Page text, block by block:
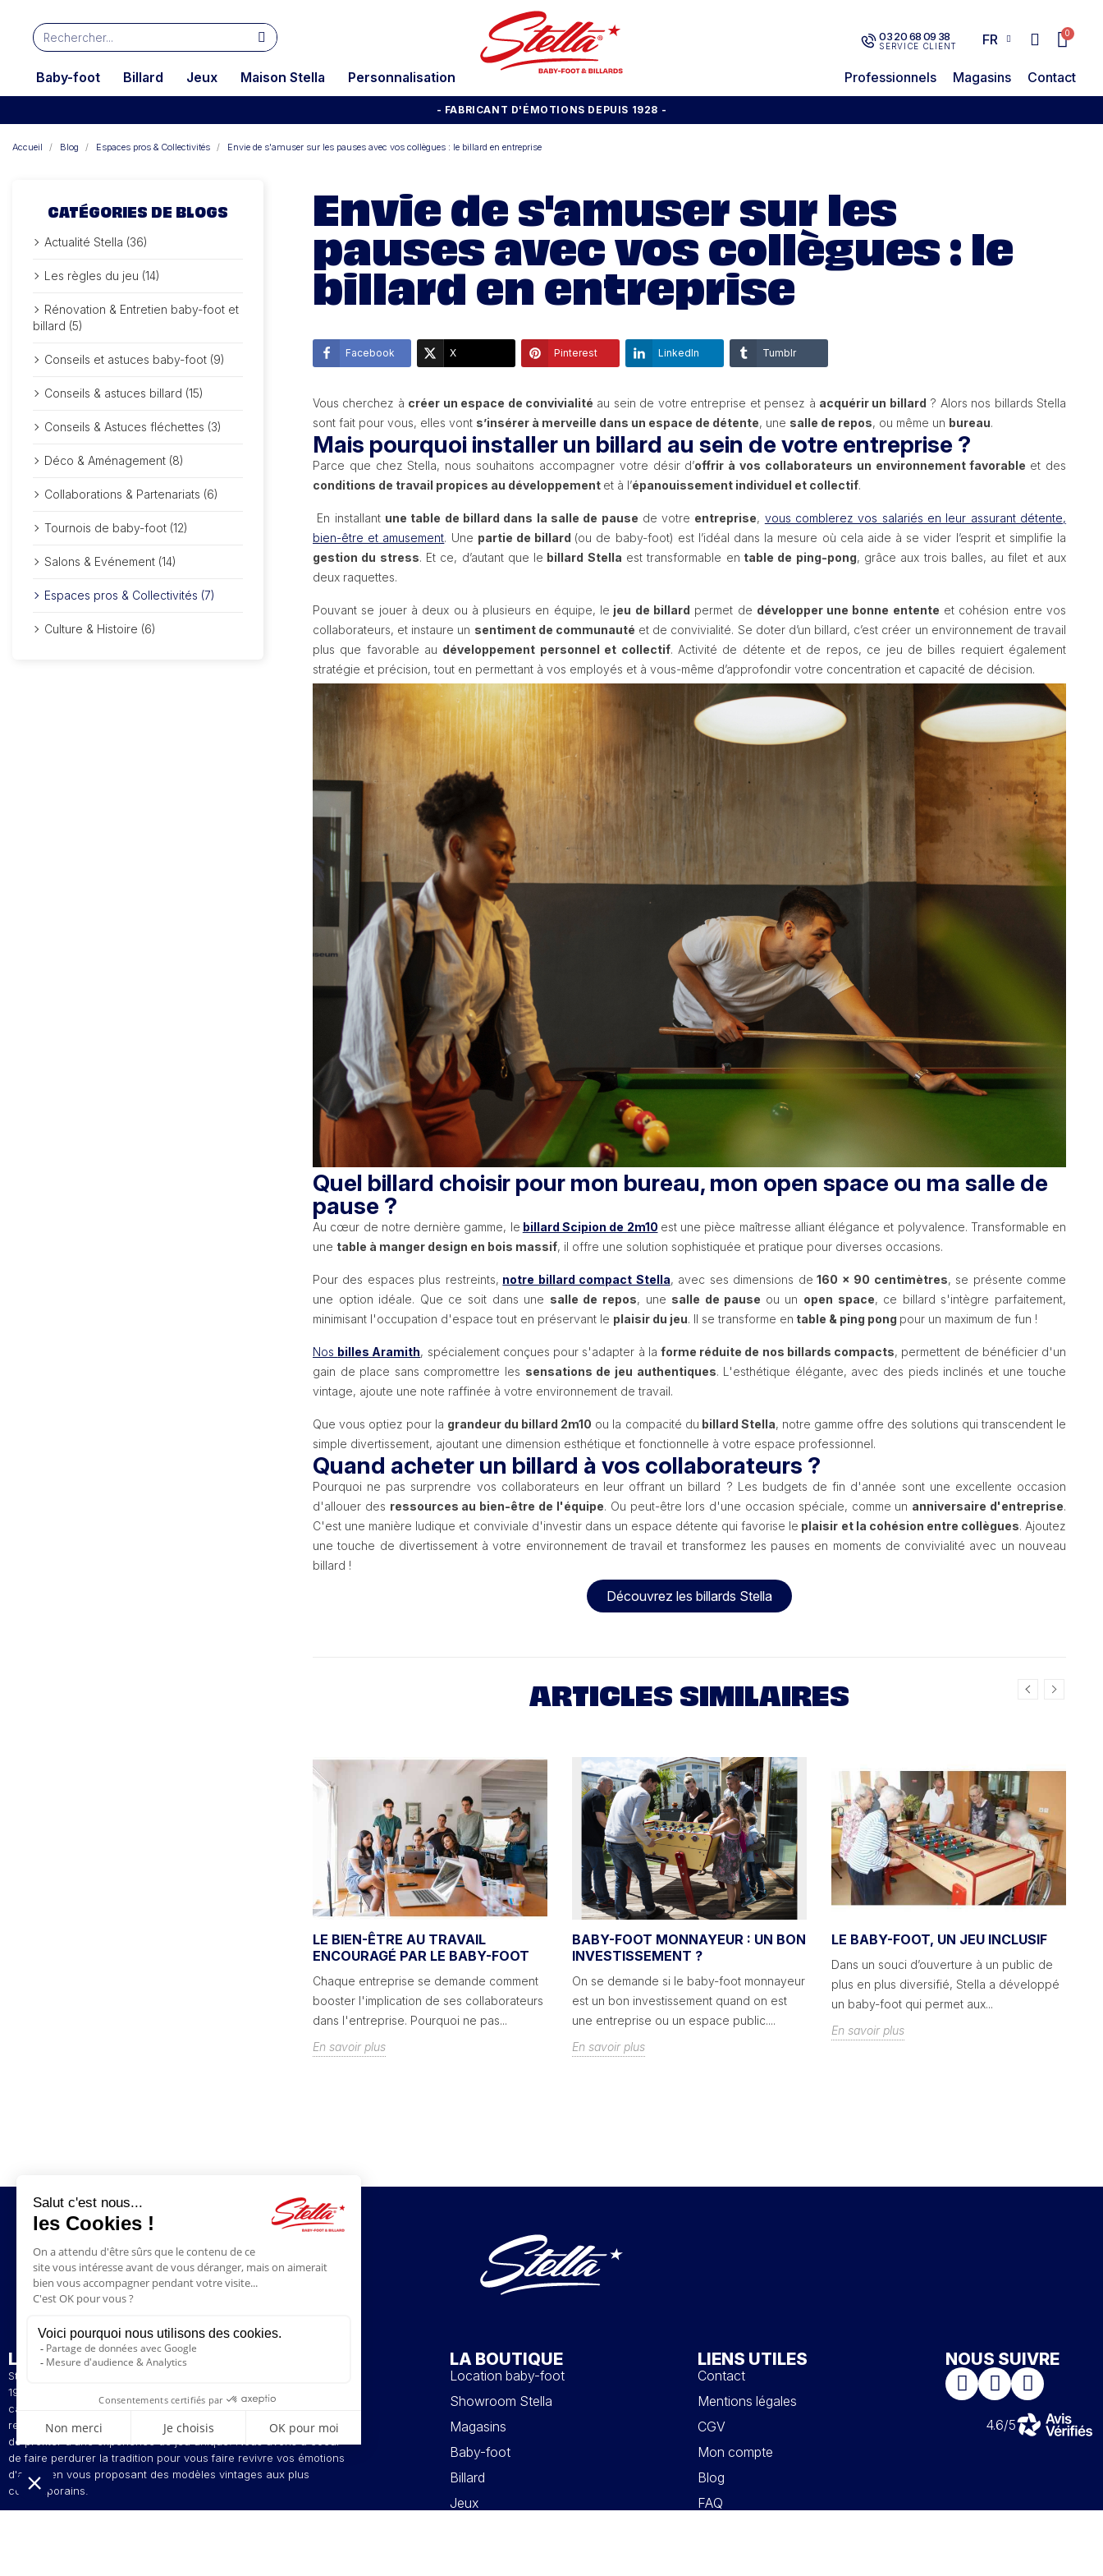
03 20 68 09 38
SERVICE CLIENT FR
Baby-foot Billard Jeux Maison Stella Personnalisation Professionnels Magasins Contact
- FABRICANT D'ÉMOTIONS DEPUIS 1928 -
Accueil Blog Espaces pros & Collectivités Envie de s'amuser sur les pauses avec vos collègues : le billard en entreprise
CATÉGORIES DE BLOGS
Actualité Stella (36)
Les règles du jeu (14)
Rénovation & Entretien baby-foot et
billard (5)
Conseils et astuces baby-foot (9)
Conseils & astuces billard (15)
Conseils & Astuces fléchettes (3)
Déco & Aménagement (8)
Collaborations & Partenariats (6)
Tournois de baby-foot (12)
Salons & Evénement (14)
Espaces pros & Collectivités (7)
Culture & Histoire (6)
Envie de s'amuser sur les
pauses avec vos collègues : le
billard en entreprise
Facebook X Pinterest LinkedIn Tumblr
Vous cherchez à créer un espace de convivialité au sein de votre entreprise et pensez à acquérir un billard ? Alors nos billards Stella
sont fait pour vous, elles vont s’insérer à merveille dans un espace de détente, une salle de repos, ou même un bureau.
Mais pourquoi installer un billard au sein de votre entreprise ?
Parce que chez Stella, nous souhaitons accompagner votre désir d’offrir à vos collaborateurs un environnement favorable et des
conditions de travail propices au développement et à l’épanouissement individuel et collectif.
En installant une table de billard dans la salle de pause de votre entreprise, vous comblerez vos salariés en leur assurant détente,
bien-être et amusement. Une partie de billard (ou de baby-foot) est l’idéal dans la mesure où cela aide à se vider l’esprit et simplifie la
gestion du stress. Et ce, d’autant que le billard Stella est transformable en table de ping-pong, grâce aux trois balles, au filet et aux
deux raquettes.
Pouvant se jouer à deux ou à plusieurs en équipe, le jeu de billard permet de développer une bonne entente et cohésion entre vos
collaborateurs, et instaure un sentiment de communauté et de convivialité. Se doter d’un billard, c’est créer un environnement de travail
plus que favorable au développement personnel et collectif. Activité de détente et de repos, ce jeu de billes requiert également
stratégie et précision, tout en permettant à vos employés et à vous-même d’approfondir votre concentration et capacité de décision.
Quel billard choisir pour mon bureau, mon open space ou ma salle de
pause ?
Au cœur de notre dernière gamme, le billard Scipion de 2m10 est une pièce maîtresse alliant élégance et polyvalence. Transformable en
une table à manger design en bois massif, il offre une solution sophistiquée et pratique pour diverses occasions.
Pour des espaces plus restreints, notre billard compact Stella, avec ses dimensions de 160 x 90 centimètres, se présente comme
une option idéale. Que ce soit dans une salle de repos, une salle de pause ou un open space, ce billard s'intègre parfaitement,
minimisant l'occupation d'espace tout en préservant le plaisir du jeu. Il se transforme en table & ping pong pour un maximum de fun !
Nos billes Aramith, spécialement conçues pour s'adapter à laforme réduite de nos billards compacts, permettent de bénéficier d'un
gain de place sans compromettre les sensations de jeu authentiques. L'esthétique élégante, avec des pieds inclinés et une touche
vintage, ajoute une note raffinée à votre environnement de travail.
Que vous optiez pour la grandeur du billard 2m10 ou la compacité du billard Stella, notre gamme offre des solutions qui transcendent le
simple divertissement, ajoutant une dimension esthétique et fonctionnelle à votre espace professionnel.
Quand acheter un billard à vos collaborateurs ?
Pourquoi ne pas surprendre vos collaborateurs en leur offrant un billard ? Les budgets de fin d'année sont une excellente occasion
d'allouer des ressources au bien-être de l'équipe. Ou peut-être lors d'une occasion spéciale, comme un anniversaire d'entreprise.
C'est une manière ludique et conviviale d'investir dans un espace détente qui favorise le plaisir et la cohésion entre collègues. Ajoutez
une touche de divertissement à votre environnement de travail et transformez les pauses en moments de convivialité avec un nouveau
billard !
Découvrez les billards Stella
ARTICLES SIMILAIRES
LE BIEN-ÊTRE AU TRAVAIL
ENCOURAGÉ PAR LE BABY-FOOT
Chaque entreprise se demande comment
booster l'implication de ses collaborateurs
dans l'entreprise. Pourquoi ne pas...
En savoir plus
BABY-FOOT MONNAYEUR : UN BON
INVESTISSEMENT ?
On se demande si le baby-foot monnayeur
est un bon investissement quand on est
une entreprise ou un espace public....
En savoir plus
LE BABY-FOOT, UN JEU INCLUSIF
Dans un souci d’ouverture à un public de
plus en plus diversifié, Stella a développé
un baby-foot qui permet aux...
En savoir plus
L’ENTREPRISE
Stella est un fabricant artisanal et français de baby-foot depuis
1928. La présence de nos baby-foot dans de nombreux bars et
cafés du Nord de la France a contribué à construire notre
renommée. Le style de jeu original de nos baby-foot vous permet
de profiter d'une expérience de jeu unique. Nous avons à coeur
de faire perdurer la tradition pour vous faire revivre vos émotions
d'antan en vous proposant des modèles vintages aux plus
contemporains.
LA BOUTIQUE
Location baby-foot
Showroom Stella
Magasins
Baby-foot
Billard
Jeux
LIENS UTILES
Contact
Mentions légales
CGV
Mon compte
Blog
FAQ
NOUS SUIVRE
4.6/5